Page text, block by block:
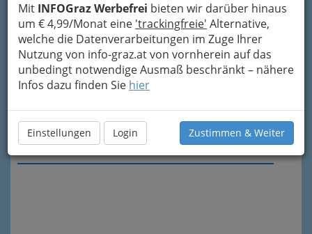
Mit INFOGraz Werbefrei bieten wir darüber hinaus
um € 4,99/Monat eine 'trackingfreie' Alternative,
welche die Datenverarbeitungen im Zuge Ihrer
Nutzung von info-graz.at von vornherein auf das
unbedingt notwendige Ausmaß beschränkt – nähere
Infos dazu finden Sie hier
Einstellungen Login Zustimmen & Weiter
Meine Nachricht senden